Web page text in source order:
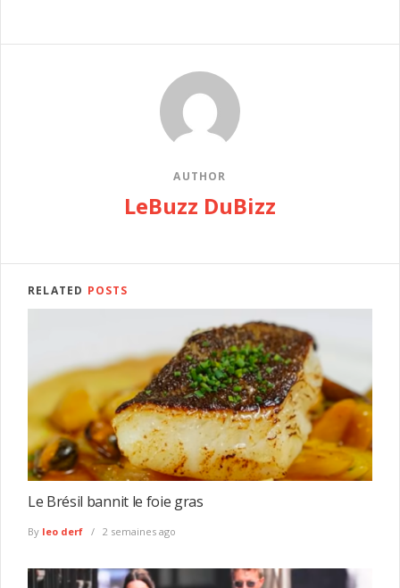
AUTHOR
LeBuzz DuBizz
RELATED POSTS
Le Brésil bannit le foie gras
By leo derf 2 semaines ago